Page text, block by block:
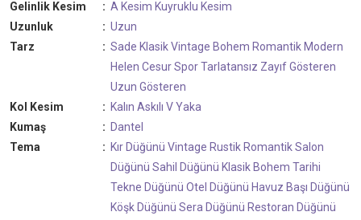
Gelinlik Kesim
: A Kesim Kuyruklu Kesim
Uzunluk
: Uzun
Tarz
: Sade KlasikVintage Bohem Romantik Modern
Helen CesurSporTarlatansız Zayıf Gösteren
Uzun Gösteren
Kol Kesim
: Kalın Askılı V Yaka
Kumaş
: Dantel
Tema
: Kır Düğünü Vintage Rustik RomantikSalon
Düğünü Sahil Düğünü Klasik Bohem Tarihi
Tekne Düğünü Otel Düğünü Havuz Başı Düğünü
Köşk Düğünü Sera Düğünü Restoran Düğünü